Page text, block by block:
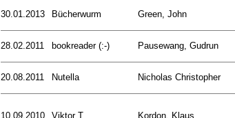
30.01.2013 Bücherwurm Green, John
28.02.2011 bookreader (:-) Pausewang, Gudrun
20.08.2011 Nutella Nicholas Christopher
10.09.2010 Viktor T Kordon, Klaus